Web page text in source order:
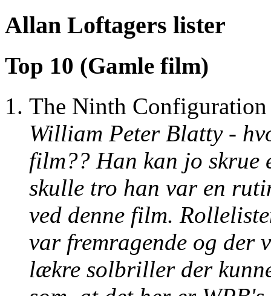
Allan Loftagers lister
Top 10 (Gamle film)
The Ninth Configuration
William Peter Blatty -
film?? Han kan jo skrue
skulle tro han var en
ved denne film.
var fremragende og der
lækre solbriller der